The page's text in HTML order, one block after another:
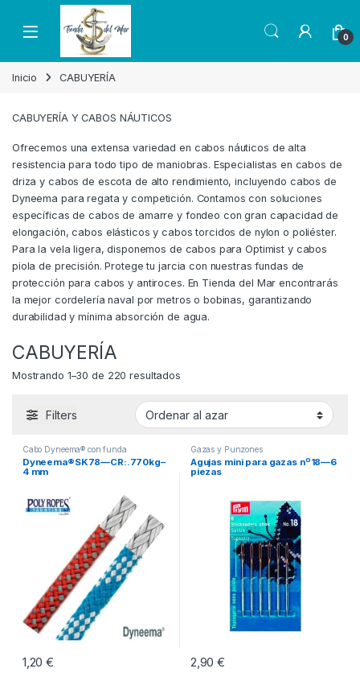
Skip to navigation
Skip to content
Open 0
Inicio CABUYERÍA
CABUYERÍA Y CABOS NÁUTICOS
Ofrecemos una extensa variedad en cabos náuticos de alta
resistencia para todo tipo de maniobras. Especialistas en cabos de
driza y cabos de escota de alto rendimiento, incluyendo cabos de
Dyneema para regata y competición. Contamos con soluciones
específicas de cabos de amarre y fondeo con gran capacidad de
elongación, cabos elásticos y cabos torcidos de nylon o poliéster.
Para la vela ligera, disponemos de cabos para Optimist y cabos
piola de precisión. Protege tu jarcia con nuestras fundas de
protección para cabos y antiroces. En Tienda del Mar encontrarás
la mejor cordelería naval por metros o bobinas, garantizando
durabilidad y mínima absorción de agua.
CABUYERÍA
Mostrando 1–30 de 220 resultados
Filters
Cabo Dyneema® con funda
Dyneema®SK78—CR:.770kg–
4 mm
1,20€
Este producto tiene múltiples variantes. Las opciones se pueden
Gazas y Punzones
Agujas mini para gazas nº18—6
piezas
2,90€